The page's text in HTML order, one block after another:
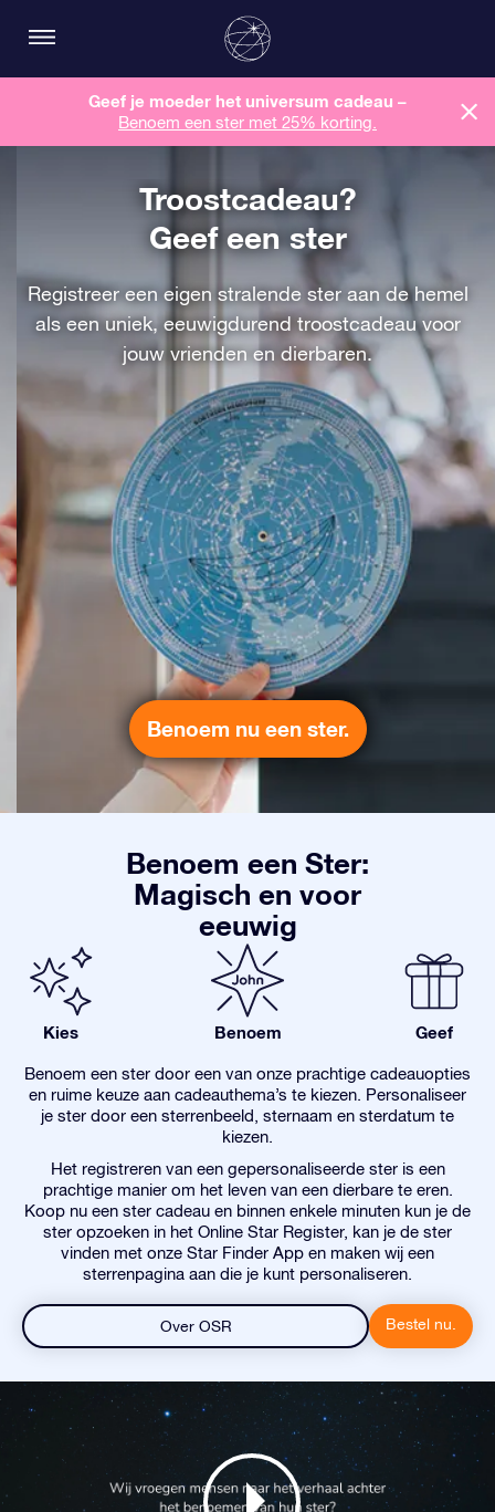
Geef je moeder het universum cadeau –
Benoem een ​​ster met 25% korting.
Troostcadeau?
Geef een ster
Registreer een eigen stralende ster aan de hemel
als een uniek, eeuwigdurend troostcadeau voor
jouw vrienden en dierbaren.
Benoem nu een ster.
Benoem een Ster:
Magisch en voor
eeuwig
Kies Benoem Geef
Benoem een ster door een van onze prachtige cadeauopties
en ruime keuze aan cadeauthema’s te kiezen. Personaliseer
je ster door een sterrenbeeld, sternaam en sterdatum te
kiezen.
Het registreren van een gepersonaliseerde ster is een
prachtige manier om het leven van een dierbare te eren.
Koop nu een ster cadeau en binnen enkele minuten kun je de
ster opzoeken in het Online Star Register, kan je de ster
vinden met onze Star Finder App en maken wij een
sterrenpagina aan die je kunt personaliseren.
Over OSR Bestel nu.